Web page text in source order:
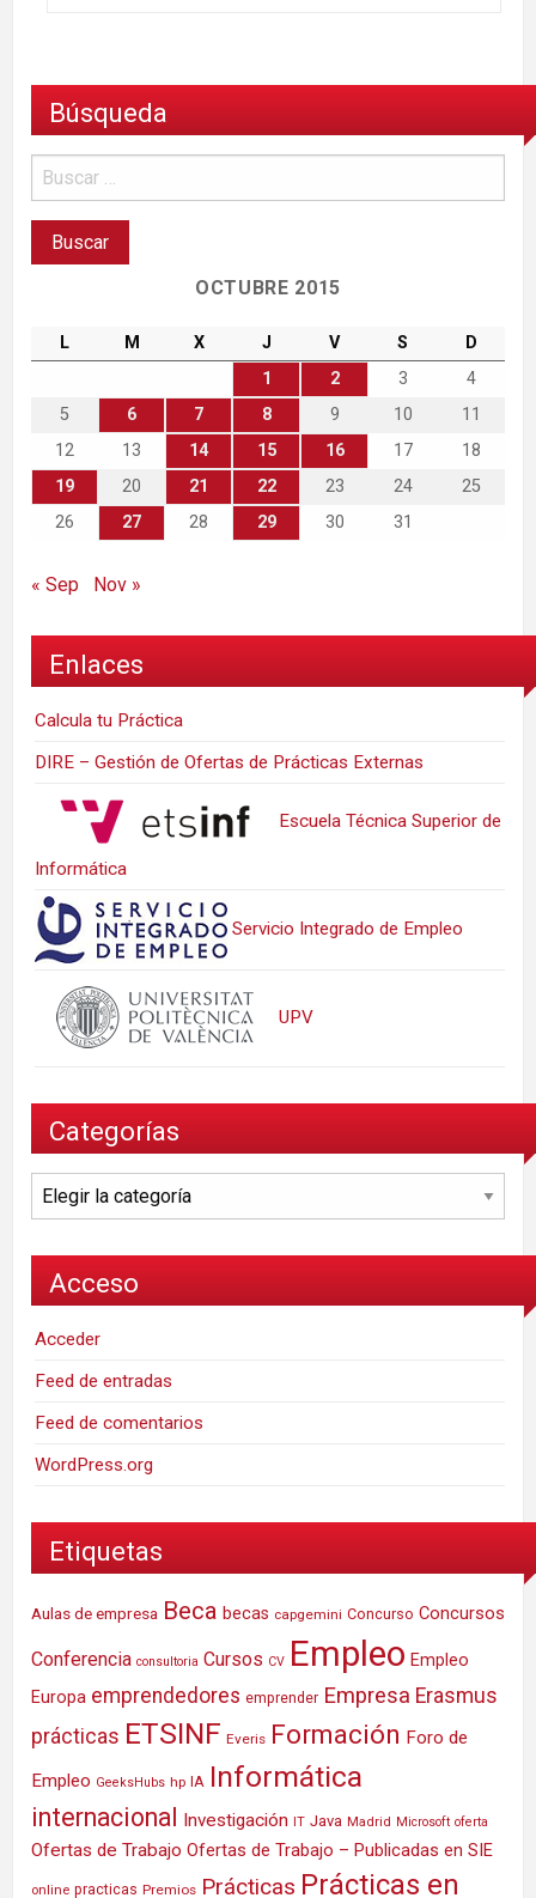
Búsqueda
OCTUBRE 2015
L M X J V S
D
1
2 3
4
5
6 7 8 9 10
11
12
13 14 15 16 17
18
19
20 21 22 23 24
25
26
27 28 29 30 31
« Sep Nov »
Enlaces
Calcula tu Práctica
DIRE – Gestión de Ofertas de Prácticas Externas
Escuela Técnica Superior de
Informática
Servicio Integrado de Empleo
UPV
Categorías
Categorías
Acceso
Acceder
Feed de entradas
Feed de comentarios
WordPress.org
Etiquetas
Aulas de empresa Beca becas capgemini Concurso Concursos
Conferencia consultoria Cursos CV Empleo Empleo
Europa emprendedores emprender Empresa Erasmus
prácticas ETSINF Everis Formación Foro de
Empleo GeeksHubs hp IA Informática
internacional Investigación IT Java Madrid Microsoft oferta
Ofertas de Trabajo Ofertas de Trabajo – Publicadas en SIE
online practicas Premios Prácticas Prácticas en